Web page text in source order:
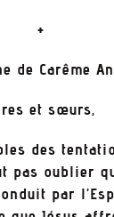
+
de Carême
et sœurs,
tentations
pas oublier
par